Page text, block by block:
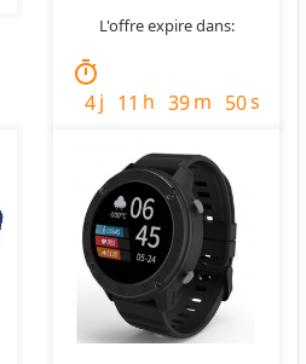
L'offre expire dans:
timer
4j 11 h 39m 49s